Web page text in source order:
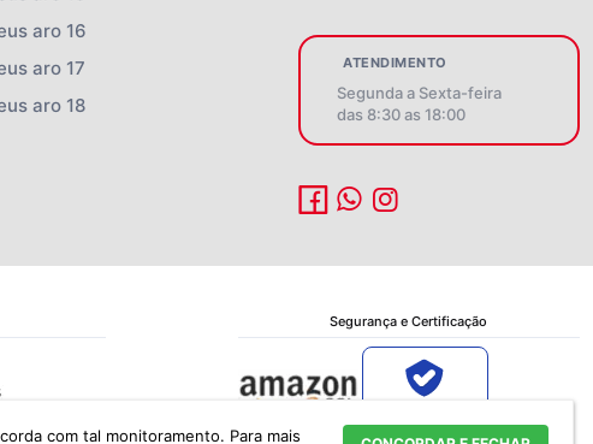
com tal monitoramento. Para mais
aro 16
aro 17
aro 18
ATENDIMENTO
Segunda a Sexta-feira
das 8:30 as 18:00
Segurança e Certificação